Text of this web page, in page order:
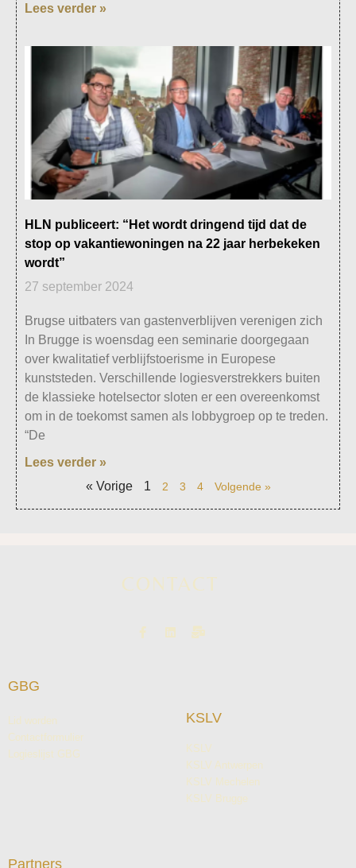
Lees verder »
HLN publiceert: “Het wordt dringend tijd dat de
stop op vakantiewoningen na 22 jaar herbekeken
wordt”
27 september 2024
Brugse uitbaters van gastenverblijven verenigen zich
In Brugge is woensdag een seminarie doorgegaan
over kwalitatief verblijfstoerisme in Europese
kunststeden. Verschillende logiesverstrekkers buiten
de klassieke hotelsector sloten er een overeenkomst
om in de toekomst samen als lobbygroep op te treden.
“De
Lees verder »
« Vorige
1 2 3 4 Volgende »
CONTACT
GBG
Lid worden
Contactformulier
Logieslijst GBG
KSLV
KSLV
KSLV Antwerpen
KSLV Mechelen
KSLV Brugge
Partners